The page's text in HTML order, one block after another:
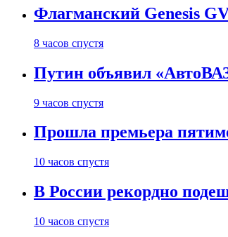
Флагманский Genesis
8 часов спустя
Путин объявил
9 часов спустя
Прошла премьера
10 часов спустя
В России рекордно
10 часов спустя